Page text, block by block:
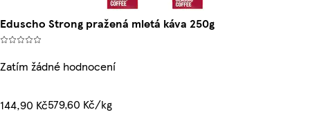
Eduscho Strong pražená mletá káva 250g
Zatím žádné hodnocení
144,90 Kč579,60 Kč/kg